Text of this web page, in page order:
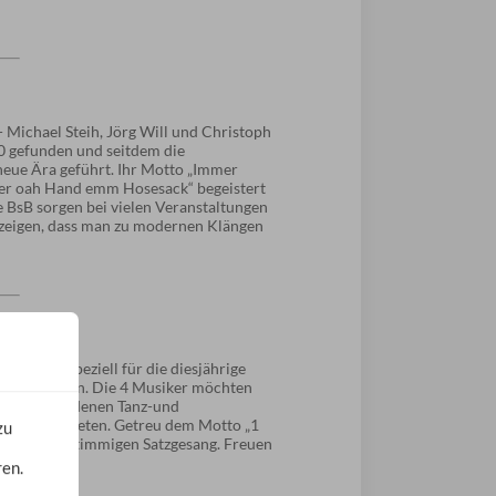
Michael Steih, Jörg Will und Christoph
gefunden und seitdem die
Ära geführt. Ihr Motto „Immer
oah Hand emm Hosesack“ begeistert
sorgen bei vielen Veranstaltungen
dass man zu modernen Klängen
hat sich speziell für die diesjährige
Die 4 Musiker möchten
verschiedenen Tanz-und
anbieten. Getreu dem Motto „1
dem 4-stimmigen Satzgesang. Freuen